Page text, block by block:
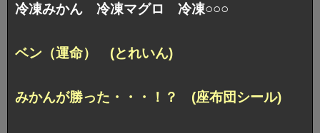
冷凍みかん 冷凍マグロ 冷凍○○○
ベン（運命） (とれいん)
みかんが勝った・・・！？ (座布団シール)